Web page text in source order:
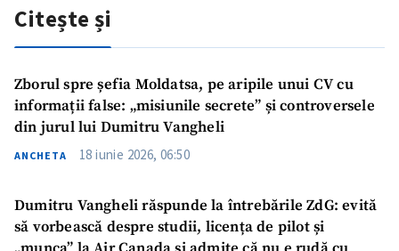
Citește și
Zborul spre șefia Moldatsa, pe aripile unui CV cu
informații false: „misiunile secrete” și controversele
din jurul lui Dumitru Vangheli
ANCHETA 18 iunie 2026, 06:50
Dumitru Vangheli răspunde la întrebările ZdG: evită
să vorbească despre studii, licența de pilot și